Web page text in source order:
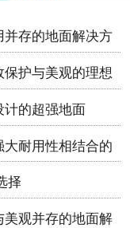
存的地面解决方
护与美观的理想
计的超强地面
耐用性相结合的
择
观并存的地面解